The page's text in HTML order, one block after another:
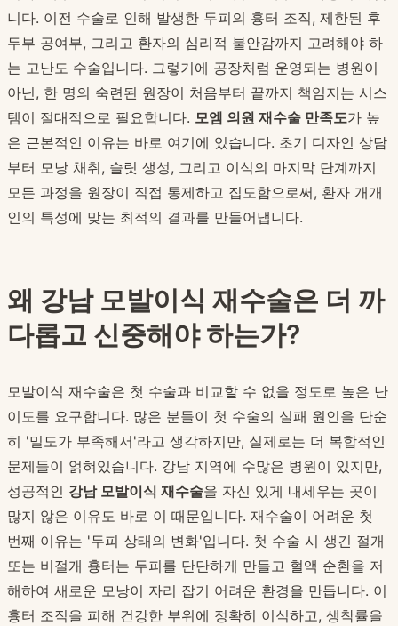
니다. 이전 수술로 인해 발생한 두피의 흉터 조직, 제한된 후
두부 공여부, 그리고 환자의 심리적 불안감까지 고려해야 하
는 고난도 수술입니다. 그렇기에 공장처럼 운영되는 병원이
아닌, 한 명의 숙련된 원장이 처음부터 끝까지 책임지는 시스
템이 절대적으로 필요합니다. 모엠 의원 재수술 만족도가 높
은 근본적인 이유는 바로 여기에 있습니다. 초기 디자인 상담
부터 모낭 채취, 슬릿 생성, 그리고 이식의 마지막 단계까지
모든 과정을 원장이 직접 통제하고 집도함으로써, 환자 개개
인의 특성에 맞는 최적의 결과를 만들어냅니다.
왜 강남 모발이식 재수술은 더 까
다롭고 신중해야 하는가?
모발이식 재수술은 첫 수술과 비교할 수 없을 정도로 높은 난
이도를 요구합니다. 많은 분들이 첫 수술의 실패 원인을 단순
히 '밀도가 부족해서'라고 생각하지만, 실제로는 더 복합적인
문제들이 얽혀있습니다. 강남 지역에 수많은 병원이 있지만,
성공적인 강남 모발이식 재수술을 자신 있게 내세우는 곳이
많지 않은 이유도 바로 이 때문입니다. 재수술이 어려운 첫
번째 이유는 '두피 상태의 변화'입니다. 첫 수술 시 생긴 절개
또는 비절개 흉터는 두피를 단단하게 만들고 혈액 순환을 저
해하여 새로운 모낭이 자리 잡기 어려운 환경을 만듭니다. 이
흉터 조직을 피해 건강한 부위에 정확히 이식하고, 생착률을